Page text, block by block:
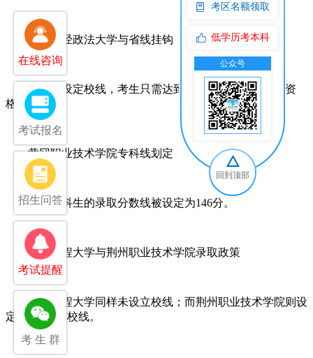
在线咨询
考试报名
招生问答
考试提醒
考 生 群
考区名额领取
低学历考本科
公众号
回到顶部
中南财经政法大学与省线挂钩‌
‌该校未设定校线，考生只需达到省控线即可获得录取资
格。‌
黄冈职业技术学院专科线划定‌
‌该校专科生的录取分数线被设定为146分。‌
武汉工程大学与荆州职业技术学院录取政策‌
‌武汉工程大学同样未设立校线；而荆州职业技术学院则设
定了151分的校线。‌